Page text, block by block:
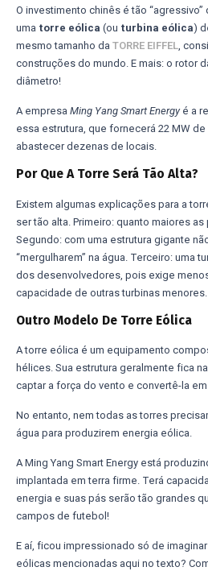
O investimento chinês é tão “agressivo”
uma torre eólica (ou turbina eólica)
mesmo tamanho da TORRE EIFFEL,
construções do mundo. E mais: o rotor
diâmetro!
A empresa Ming Yang Smart Energyé a
essa estrutura, que fornecerá 22 MW
abastecer dezenas de locais.
Por Que A Torre Será Tão Alta?
Existem algumas explicações para a
ser tão alta. Primeiro: quanto maiores
Segundo: com uma estrutura gigante
“mergulharem” na água. Terceiro: uma
dos desenvolvedores, pois exige
capacidade de outras turbinas menores.
Outro Modelo De Torre Eólica
A torre eólica é um equipamento
hélices. Sua estrutura geralmente fica
captar a força do vento e convertê-la
No entanto, nem todas as torres
água para produzirem energia eólica.
A Ming Yang Smart Energy está
implantada em terra firme. Terá
energia e suas pás serão tão grandes
campos de futebol!
E aí, ficou impressionado só de
eólicas mencionadas aqui no texto?